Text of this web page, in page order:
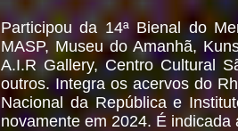
Participou da 14ª Bienal do
MASP, Museu do Amanhã,
A.I.R Gallery, Centro Cultural
outros. Integra os acervos do
Nacional da República e
novamente em 2024. É